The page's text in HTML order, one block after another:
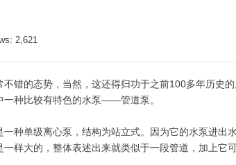
2,621
错的态势，当然，这还得归功于之前100多年历史
一种比较有特色的水泵——管道泵。
种单级离心泵，结构为站立式。因为它的水泵进出
样大的，整体表述出来就类似于一段管道，加上它